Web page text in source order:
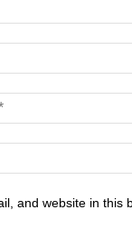
and website in this